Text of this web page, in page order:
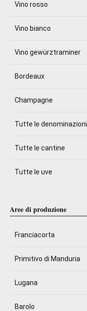
Vino rosso
Vino bianco
Vino gewürztraminer
Bordeaux
Champagne
Tutte le denominazioni
Tutte le cantine
Tutte le uve
Aree di produzione
Franciacorta
Primitivo di Manduria
Lugana
Barolo